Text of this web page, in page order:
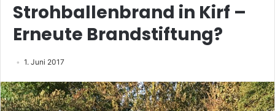
Strohballenbrand in Kirf –
Erneute Brandstiftung?
1. Juni 2017